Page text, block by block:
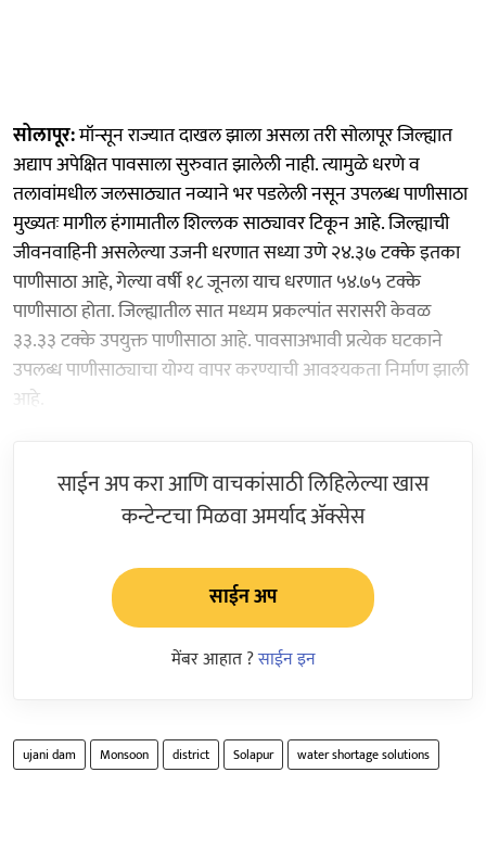
सोलापूर:मॉन्सून राज्यात दाखल झाला असला तरी सोलापूर जिल्ह्यात
अद्याप अपेक्षित पावसाला सुरुवात झालेली नाही. त्यामुळे धरणे व
तलावांमधील जलसाठ्यात नव्याने भर पडलेली नसून उपलब्ध पाणीसाठा
मुख्यतः मागील हंगामातील शिल्लक साठ्यावर टिकून आहे. जिल्ह्याची
जीवनवाहिनी असलेल्या उजनी धरणात सध्या उणे २४.३७ टक्के इतका
पाणीसाठा आहे, गेल्या वर्षी १८ जूनला याच धरणात ५४.७५ टक्के
पाणीसाठा होता. जिल्ह्यातील सात मध्यम प्रकल्पांत सरासरी केवळ
३३.३३ टक्के उपयुक्त पाणीसाठा आहे. पावसाअभावी प्रत्येक घटकाने
उपलब्ध पाणीसाठ्याचा योग्य वापर करण्याची आवश्‍यकता निर्माण झाली
आहे.
साईन अप करा आणि वाचकांसाठी लिहिलेल्या खास
कन्टेन्टचा मिळवा अमर्याद ॲक्सेस
साईन अप
मेंबर आहात ?साईन इन
ujani dam Monsoon district Solapur water shortage solutions